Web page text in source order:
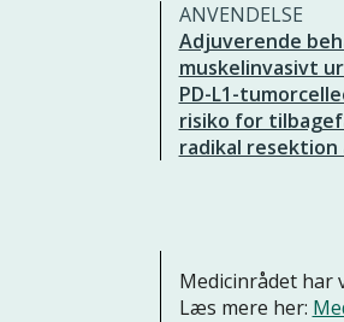
ANVENDELSE
Adjuverende
muskelinvasivt
PD-L1-
risiko for
radikal resektion
Medicinrådet har
Læs mere her: